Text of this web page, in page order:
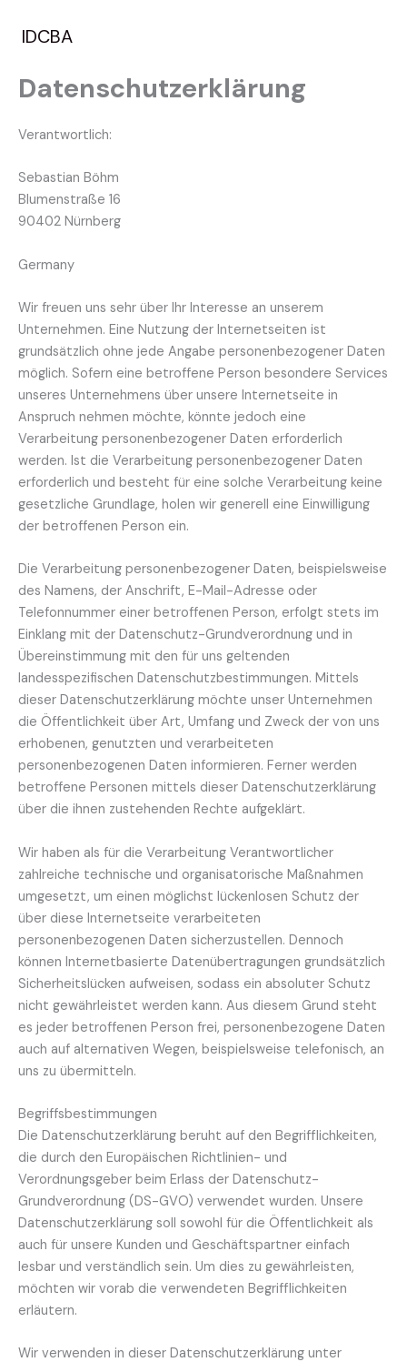
InhaltIDCBA
Datenschutzerklärung
Verantwortlich:
Sebastian Böhm
Blumenstraße 16
90402 Nürnberg
Germany
Wir freuen uns sehr über Ihr Interesse an unserem
Unternehmen. Eine Nutzung der Internetseiten ist
grundsätzlich ohne jede Angabe personenbezogener Daten
möglich. Sofern eine betroffene Person besondere Services
unseres Unternehmens über unsere Internetseite in
Anspruch nehmen möchte, könnte jedoch eine
Verarbeitung personenbezogener Daten erforderlich
werden. Ist die Verarbeitung personenbezogener Daten
erforderlich und besteht für eine solche Verarbeitung keine
gesetzliche Grundlage, holen wir generell eine Einwilligung
der betroffenen Person ein.
Die Verarbeitung personenbezogener Daten, beispielsweise
des Namens, der Anschrift, E-Mail-Adresse oder
Telefonnummer einer betroffenen Person, erfolgt stets im
Einklang mit der Datenschutz-Grundverordnung und in
Übereinstimmung mit den für uns geltenden
landesspezifischen Datenschutzbestimmungen. Mittels
dieser Datenschutzerklärung möchte unser Unternehmen
die Öffentlichkeit über Art, Umfang und Zweck der von uns
erhobenen, genutzten und verarbeiteten
personenbezogenen Daten informieren. Ferner werden
betroffene Personen mittels dieser Datenschutzerklärung
über die ihnen zustehenden Rechte aufgeklärt.
Wir haben als für die Verarbeitung Verantwortlicher
zahlreiche technische und organisatorische Maßnahmen
umgesetzt, um einen möglichst lückenlosen Schutz der
über diese Internetseite verarbeiteten
personenbezogenen Daten sicherzustellen. Dennoch
können Internetbasierte Datenübertragungen grundsätzlich
Sicherheitslücken aufweisen, sodass ein absoluter Schutz
nicht gewährleistet werden kann. Aus diesem Grund steht
es jeder betroffenen Person frei, personenbezogene Daten
auch auf alternativen Wegen, beispielsweise telefonisch, an
uns zu übermitteln.
Begriffsbestimmungen
Die Datenschutzerklärung beruht auf den Begrifflichkeiten,
die durch den Europäischen Richtlinien- und
Verordnungsgeber beim Erlass der Datenschutz-
Grundverordnung (DS-GVO) verwendet wurden. Unsere
Datenschutzerklärung soll sowohl für die Öffentlichkeit als
auch für unsere Kunden und Geschäftspartner einfach
lesbar und verständlich sein. Um dies zu gewährleisten,
möchten wir vorab die verwendeten Begrifflichkeiten
erläutern.
Wir verwenden in dieser Datenschutzerklärung unter